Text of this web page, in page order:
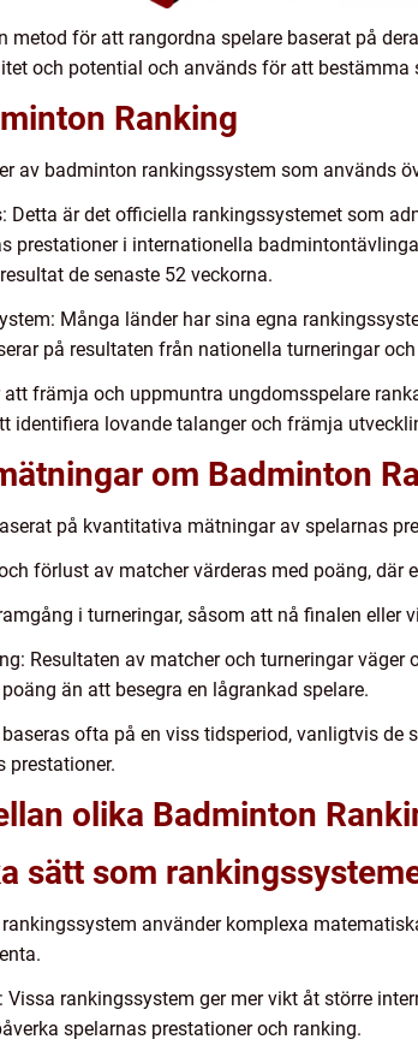
metod för att rangordna spelare baserat på
och potential och används för att
Ranking
av badminton rankingssystem som används
Detta är det officiella rankingssystemet som
prestationer i internationella
de senaste 52 veckorna.
Många länder har sina egna
på resultaten från nationella turneringar
främja och uppmuntra ungdomsspelare
identifiera lovande talanger och främja
om Badminton
på kvantitativa mätningar av spelarnas
förlust av matcher värderas med poäng, där
i turneringar, såsom att nå finalen eller
Resultaten av matcher och turneringar
än att besegra en lågrankad spelare.
ofta på en viss tidsperiod, vanligtvis de
prestationer.
olika Badminton
sätt som
använder komplexa
rankingssystem ger mer vikt åt större
spelarnas prestationer och ranking.